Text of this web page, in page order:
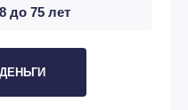
до 75 лет